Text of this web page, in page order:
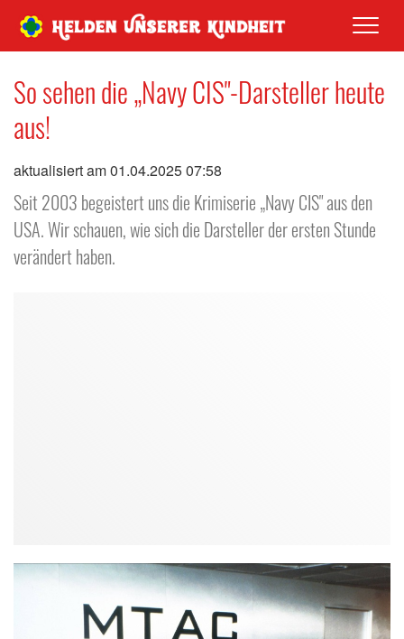
So sehen die „Navy CIS"-Darsteller heute
aus!
aktualisiert am 01.04.2025 07:58
Seit 2003 begeistert uns die Krimiserie „Navy CIS" aus den
USA. Wir schauen, wie sich die Darsteller der ersten Stunde
verändert haben.